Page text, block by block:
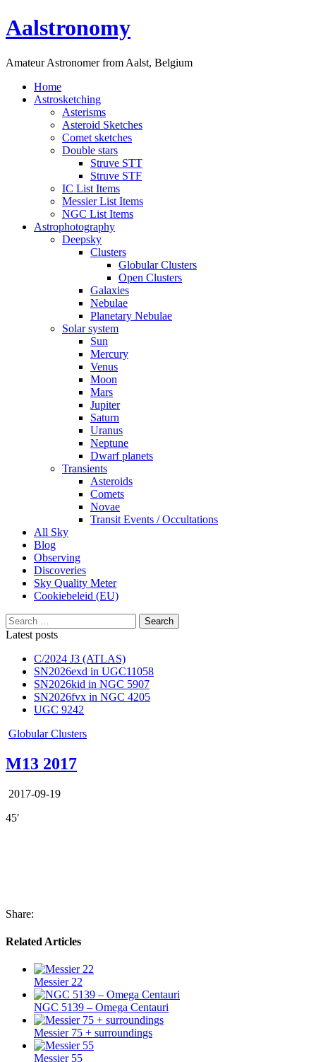
Aalstronomy
Amateur Astronomer from Aalst, Belgium
Home
Astrosketching
Asterisms
Asteroid Sketches
Comet sketches
Double stars
Struve STT
Struve STF
IC List Items
Messier List Items
NGC List Items
Astrophotography
Deepsky
Clusters
Globular Clusters
Open Clusters
Galaxies
Nebulae
Planetary Nebulae
Solar system
Sun
Mercury
Venus
Moon
Mars
Jupiter
Saturn
Uranus
Neptune
Dwarf planets
Transients
Asteroids
Comets
Novae
Transit Events / Occultations
All Sky
Blog
Observing
Discoveries
Sky Quality Meter
Cookiebeleid (EU)
Search
for:
Latest posts
C/2024 J3 (ATLAS)
SN2026exd in UGC11058
SN2026kid in NGC 5907
SN2026fvx in NGC 4205
UGC 9242
Posted
Globular Clusters
M13 2017
2017-09-19
45′
Share:
Related Articles
Messier 22
NGC 5139 – Omega Centauri
Messier 75 + surroundings
Messier 55